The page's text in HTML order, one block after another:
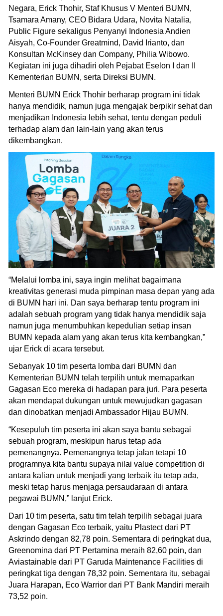
Negara, Erick Thohir, Staf Khusus V Menteri BUMN,
Tsamara Amany, CEO Bidara Udara, Novita Natalia,
Public Figure sekaligus Penyanyi Indonesia Andien
Aisyah, Co-Founder Greatmind, David Irianto, dan
Konsultan McKinsey dan Company, Philia Wibowo.
Kegiatan ini juga dihadiri oleh Pejabat Eselon I dan II
Kementerian BUMN, serta Direksi BUMN.
Menteri BUMN Erick Thohir berharap program ini tidak
hanya mendidik, namun juga mengajak berpikir sehat dan
menjadikan Indonesia lebih sehat, tentu dengan peduli
terhadap alam dan lain-lain yang akan terus
dikembangkan.
“Melalui lomba ini, saya ingin melihat bagaimana
kreativitas generasi muda pimpinan masa depan yang ada
di BUMN hari ini. Dan saya berharap tentu program ini
adalah sebuah program yang tidak hanya mendidik saja
namun juga menumbuhkan kepedulian setiap insan
BUMN kepada alam yang akan terus kita kembangkan,”
ujar Erick di acara tersebut.
Sebanyak 10 tim peserta lomba dari BUMN dan
Kementerian BUMN telah terpilih untuk memaparkan
Gagasan Eco mereka di hadapan para juri. Para peserta
akan mendapat dukungan untuk mewujudkan gagasan
dan dinobatkan menjadi Ambassador Hijau BUMN.
“Kesepuluh tim peserta ini akan saya bantu sebagai
sebuah program, meskipun harus tetap ada
pemenangnya. Pemenangnya tetap jalan tetapi 10
programnya kita bantu supaya nilai value competition di
antara kalian untuk menjadi yang terbaik itu tetap ada,
meski tetap harus menjaga persaudaraan di antara
pegawai BUMN,” lanjut Erick.
Dari 10 tim peserta, satu tim telah terpilih sebagai juara
dengan Gagasan Eco terbaik, yaitu Plastect dari PT
Askrindo dengan 82,78 poin. Sementara di peringkat dua,
Greenomina dari PT Pertamina meraih 82,60 poin, dan
Aviastainable dari PT Garuda Maintenance Facilities di
peringkat tiga dengan 78,32 poin. Sementara itu, sebagai
Juara Harapan, Eco Warrior dari PT Bank Mandiri meraih
73,52 poin.